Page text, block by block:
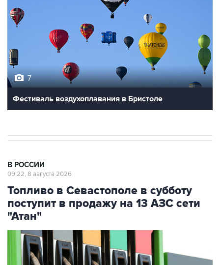
7
Фестиваль воздухоплавания в Бристоле
В РОССИИ
09:22, 8 августа 2026
Топливо в Севастополе в субботу
поступит в продажу на 13 АЗС сети
"Атан"